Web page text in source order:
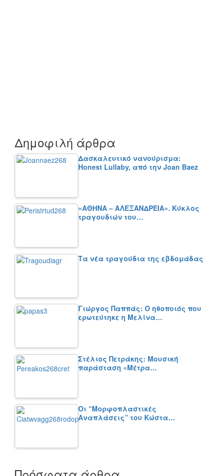
Δημοφιλή άρθρα
Δασκαλευτικό νανούρισμα:
Honest Lullaby, από την Joan Baez
«ΑΘΗΝΑ – ΑΛΕΞΑΝΔΡΕΙΑ». Κύκλος
τραγουδιών του…
Τα νέα τραγούδια της εβδομάδας
Γιώργος Παππάς: Ο ηθοποιός που
ερωτεύτηκε η Μελίνα…
Στέλιος Πετράκης: Μουσική
παράσταση «Μέτρα…
Οι “Μορφοπλαστικές
Αναπλάσεις” του Κώστα…